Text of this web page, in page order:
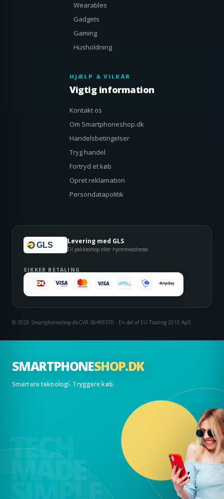
SMARTPHONESHOP.DK
Smartere teknologi. Tryggere køb.
TECH
MADE
Wearables
Gadgets
Gaming
Husholdning
HJÆLP & VILKÅR
Vigtig information
Kontakt os
Om Smartphoneshop.dk
Handelsbetingelser
Tryg handel
Fortryd et køb
Opret reklamation
Persondatapolitik
GLS Levering med GLS
Til pakkeshop eller hjemmeadresse
SIKKER BETALING
© 2026 Smartphoneshop.dkCVR 36499370 · En del af EU Trading 2015 ApS